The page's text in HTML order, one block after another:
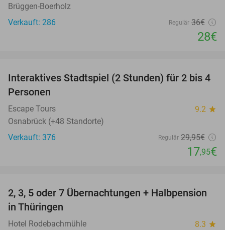
Brüggen-Boerholz
Verkauft: 286
Regulär 36€
28€
40%
Interaktives Stadtspiel (2 Stunden) für 2 bis 4
Personen
Escape Tours 9.2 star
Osnabrück (+48 Standorte)
Verkauft: 376
Regulär 29,95€
17,95€
52%
2, 3, 5 oder 7 Übernachtungen + Halbpension
in Thüringen
Hotel Rodebachmühle 8.3 star